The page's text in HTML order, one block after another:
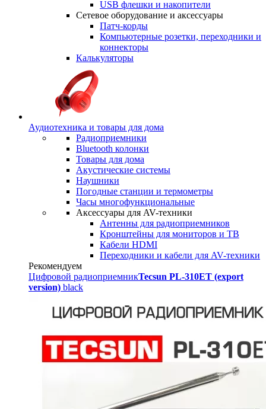
USB флешки и накопители
Сетевое оборудование и аксессуары
Патч-корды
Компьютерные розетки, переходники и
коннекторы
Калькуляторы
Аудиотехника и товары для дома
Радиоприемники
Bluetooth колонки
Товары для дома
Акустические системы
Наушники
Погодные станции и термометры
Часы многофункциональные
Аксессуары для AV-техники
Антенны для радиоприемников
Кронштейны для мониторов и ТВ
Кабели HDMI
Переходники и кабели для AV-техники
Рекомендуем
Цифровой радиоприемникTecsun PL-310ET (export
version) black